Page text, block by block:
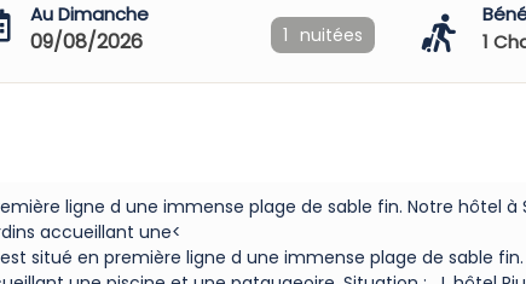
Au Dimanche
09/08/2026 1 nuitées
1
ligne d une immense plage de sable fin. Notre hôtel
accueillant une<
situé en première ligne d une immense plage de sable